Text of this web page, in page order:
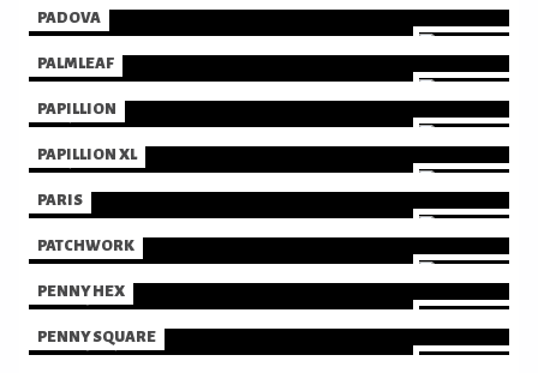
PADOVA
PALMLEAF
PAPILLION
PAPILLION XL
PARIS
PATCHWORK
PENNY HEX
PENNY SQUARE